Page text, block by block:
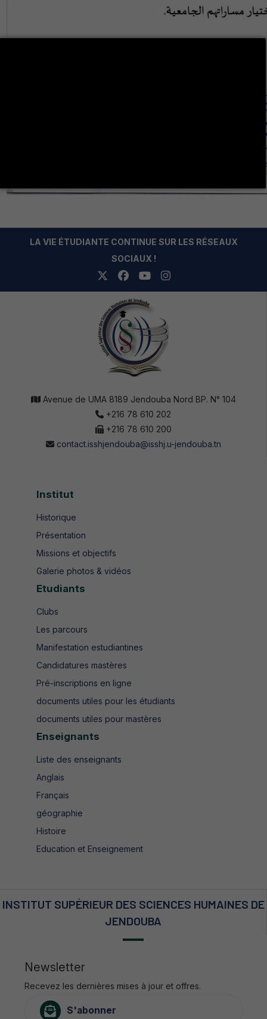
LA VIE ÉTUDIANTE CONTINUE SUR LES RÉSEAUX
SOCIAUX !
Avenue de UMA 8189 Jendouba Nord BP. N° 104
+216 78 610 202
+216 78 610 200
contact.isshjendouba@isshj.u-jendouba.tn
Institut
Historique
Présentation
Missions et objectifs
Galerie photos & vidéos
Etudiants
Clubs
Les parcours
Manifestation estudiantines
Candidatures mastères
Pré-inscriptions en ligne
documents utiles pour les étudiants
documents utiles pour mastères
Enseignants
Liste des enseignants
Anglais
Français
géographie
Histoire
Education et Enseignement
INSTITUT SUPÉRIEUR DES SCIENCES HUMAINES DE
JENDOUBA
Newsletter
Recevez les dernières mises à jour et offres.
S'abonner